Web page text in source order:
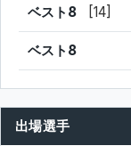
ベスト8 [14]
ベスト8
出場選手